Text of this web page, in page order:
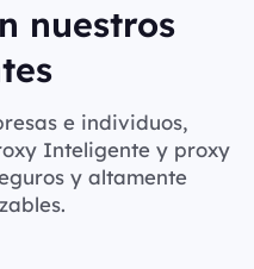
nuestros
e individuos,
Inteligente y proxy
y altamente